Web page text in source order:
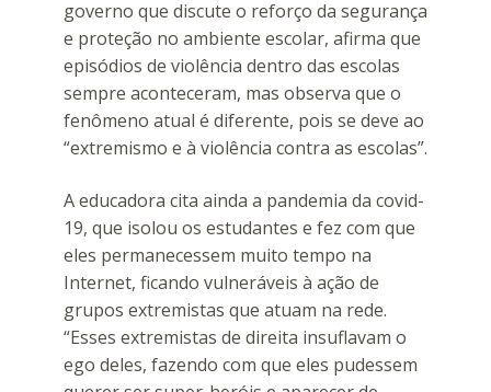
governo que discute o reforço da segurança
e proteção no ambiente escolar, afirma que
episódios de violência dentro das escolas
sempre aconteceram, mas observa que o
fenômeno atual é diferente, pois se deve ao
“extremismo e à violência contra as escolas”.
A educadora cita ainda a pandemia da covid-
19, que isolou os estudantes e fez com que
eles permanecessem muito tempo na
Internet, ficando vulneráveis à ação de
grupos extremistas que atuam na rede.
“Esses extremistas de direita insuflavam o
ego deles, fazendo com que eles pudessem